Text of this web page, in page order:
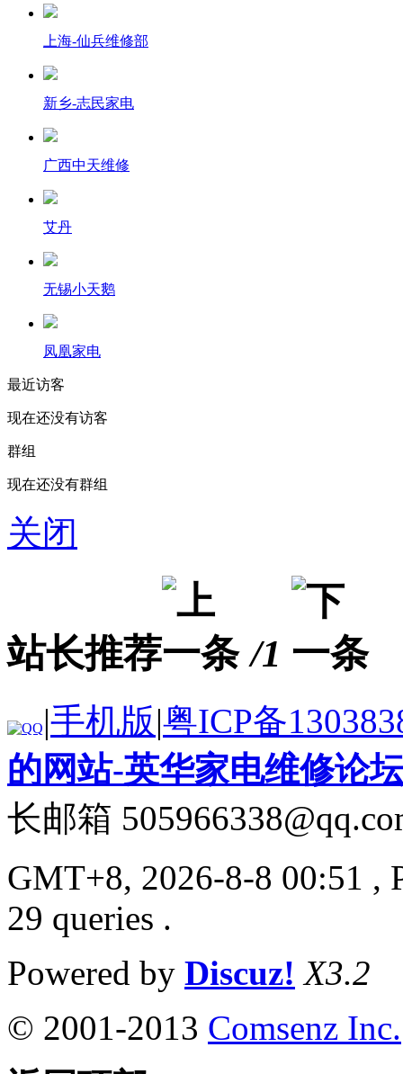
上海-仙兵维修部
新乡-志民家电
广西中天维修
艾丹
无锡小天鹅
凤凰家电
最近访客
现在还没有访客
群组
现在还没有群组
关闭
站长推荐 /1
|手机版|粤ICP备
的网站-英华家电维修论
长邮箱
GMT+8, 2026-8-8 00:51 ,
29 queries .
Powered by Discuz! X3.2
© 2001-2013 Comsenz Inc.